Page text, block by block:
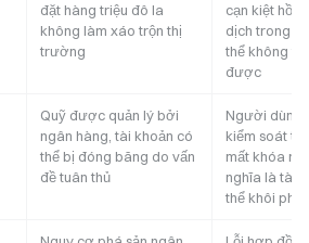
đặt hàng triệu đô la
không làm xáo trộn thị
trường
cạn kiệt hồ
dịch trong
thể không
được
Quỹ được quản lý bởi
ngân hàng, tài khoản có
thể bị đóng băng do vấn
đề tuân thủ
Người dùng
kiểm soát
mất khóa
nghĩa là tài
thể khôi